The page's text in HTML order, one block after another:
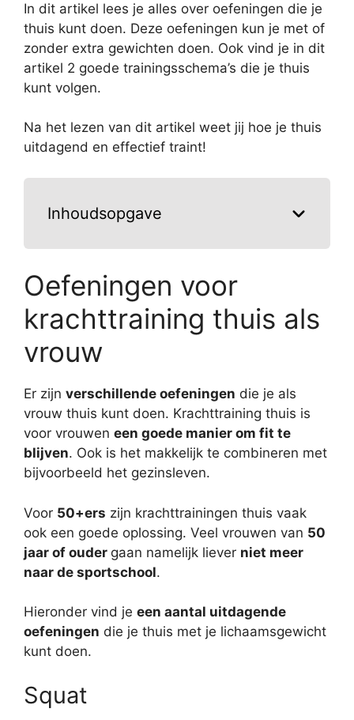
In dit artikel lees je alles over oefeningen die je
thuis kunt doen. Deze oefeningen kun je met of
zonder extra gewichten doen. Ook vind je in dit
artikel 2 goede trainingsschema’s die je thuis
kunt volgen.
Na het lezen van dit artikel weet jij hoe je thuis
uitdagend en effectief traint!
Inhoudsopgave
Oefeningen voor
krachttraining thuis als
vrouw
Er zijn verschillende oefeningen die je als
vrouw thuis kunt doen. Krachttraining thuis is
voor vrouwen een goede manier om fit te
blijven. Ook is het makkelijk te combineren met
bijvoorbeeld het gezinsleven.
Voor 50+ers zijn krachttrainingen thuis vaak
ook een goede oplossing. Veel vrouwen van 50
jaar of ouder gaan namelijk liever niet meer
naar de sportschool.
Hieronder vind je een aantal uitdagende
oefeningen die je thuis met je lichaamsgewicht
kunt doen.
Squat